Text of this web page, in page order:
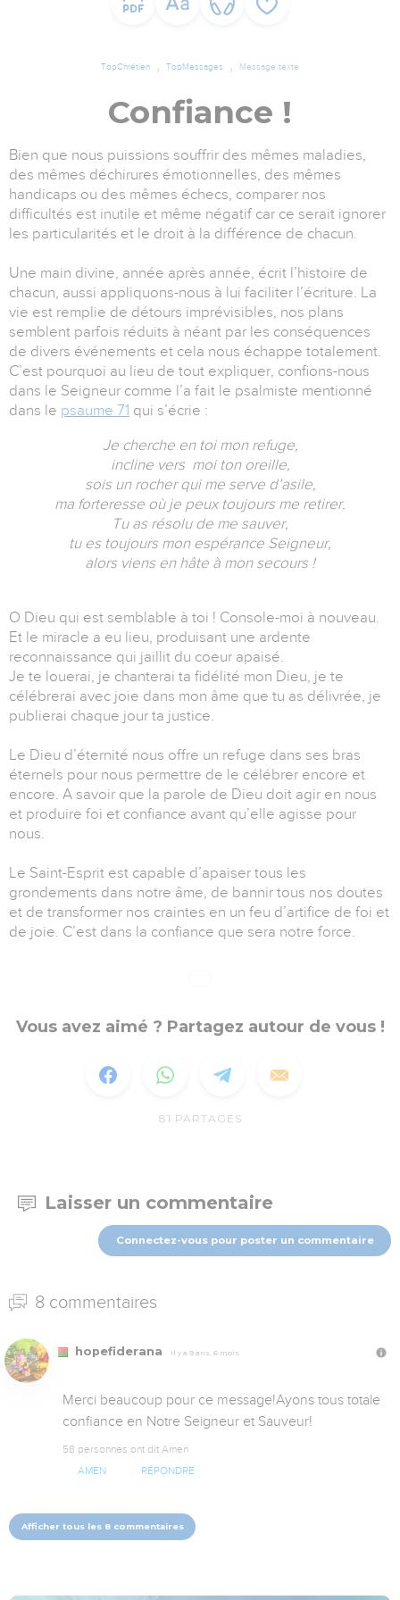
TopChrétien TopMessages Message texte
Confiance !
Bien que nous puissions souffrir des mêmes maladies,
des mêmes déchirures émotionnelles, des mêmes
handicaps ou des mêmes échecs, comparer nos
difficultés est inutile et même négatif car ce serait ignorer
les particularités et le droit à la différence de chacun.
Une main divine, année après année, écrit l’histoire de
chacun, aussi appliquons-nous à lui faciliter l’écriture. La
vie est remplie de détours imprévisibles, nos plans
semblent parfois réduits à néant par les conséquences
de divers événements et cela nous échappe totalement.
C’est pourquoi au lieu de tout expliquer, confions-nous
dans le Seigneur comme l’a fait le psalmiste mentionné
dans le psaume 71 qui s’écrie :
Je cherche en toi mon refuge,
incline vers moi ton oreille,
sois un rocher qui me serve d’asile,
ma forteresse où je peux toujours me retirer.
Tu as résolu de me sauver,
tu es toujours mon espérance Seigneur,
alors viens en hâte à mon secours !
O Dieu qui est semblable à toi ! Console-moi à nouveau.
Et le miracle a eu lieu, produisant une ardente
reconnaissance qui jaillit du coeur apaisé.
Je te louerai, je chanterai ta fidélité mon Dieu, je te
célébrerai avec joie dans mon âme que tu as délivrée, je
publierai chaque jour ta justice.
Le Dieu d’éternité nous offre un refuge dans ses bras
éternels pour nous permettre de le célébrer encore et
encore. A savoir que la parole de Dieu doit agir en nous
et produire foi et confiance avant qu’elle agisse pour
nous.
Le Saint-Esprit est capable d’apaiser tous les
grondements dans notre âme, de bannir tous nos doutes
et de transformer nos craintes en un feu d’artifice de foi et
de joie. C’est dans la confiance que sera notre force.
Vous avez aimé ? Partagez autour de vous !
81 PARTAGES
Laisser un commentaire
Connectez-vous pour poster un commentaire
8 commentaires
hopefiderana Il y a 9 ans, 6 mois
Merci beaucoup pour ce message!Ayons tous totale
confiance en Notre Seigneur et Sauveur!
58 personnes ont dit Amen
AMEN RÉPONDRE
Afficher tous les 8 commentaires